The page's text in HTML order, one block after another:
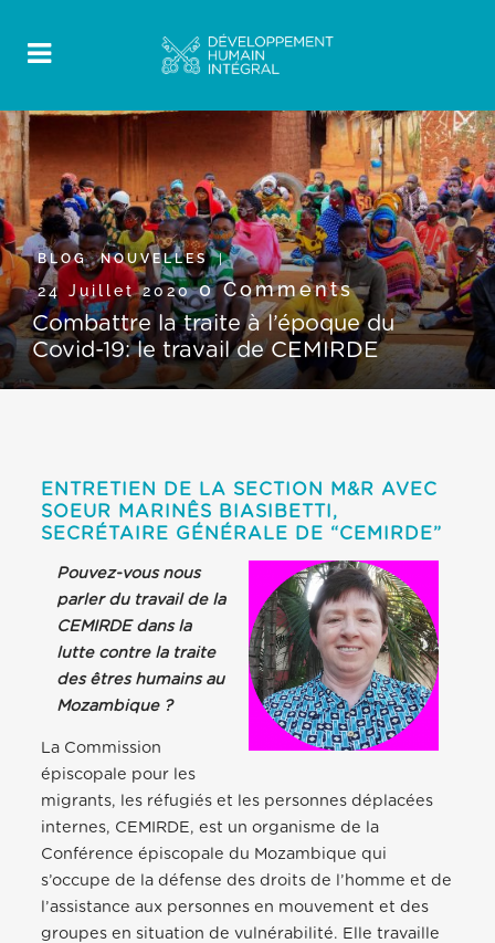
BLOG,NOUVELLES
24 Juillet 20200 Comments
Combattre la traite à l’époque du
Covid-19: le travail de CEMIRDE
ENTRETIE N DE LA SECTION M&R AVEC
SOEUR MARINÊS BIASIBETTI,
SECRÉTAIRE GÉNÉRALE DE “CEMIRDE”
Pouvez-vous nous
parler du travail de la
CEMIRDE dans la
lutte contre la traite
des êtres humains au
Mozambique ?
La Commission
épiscopale pour les
migrants, les réfugiés et les personnes déplacées
internes, CEMIRDE, est un organisme de la
Conférence épiscopale du Mozambique qui
s’occupe de la défense des droits de l’homme et de
l’assistance aux personnes en mouvement et des
groupes en situation de vulnérabilité. Elle travaille